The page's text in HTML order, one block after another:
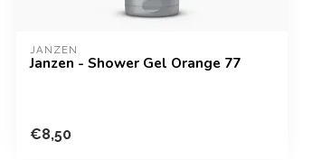
JANZEN
Janzen - Shower Gel Orange 77
€8,50